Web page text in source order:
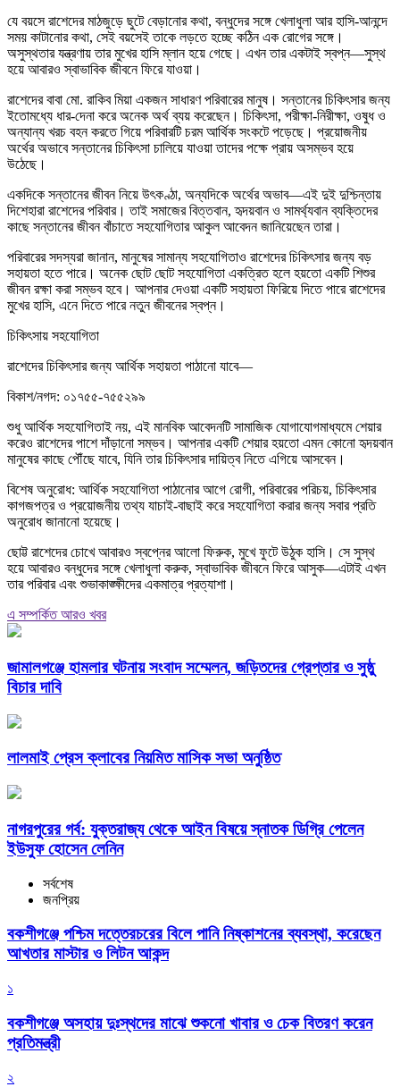
যে বয়সে রাশেদের মাঠজুড়ে ছুটে বেড়ানোর কথা, বন্ধুদের সঙ্গে খেলাধুলা আর হাসি-আনন্দে
সময় কাটানোর কথা, সেই বয়সেই তাকে লড়তে হচ্ছে কঠিন এক রোগের সঙ্গে।
অসুস্থতার যন্ত্রণায় তার মুখের হাসি ম্লান হয়ে গেছে। এখন তার একটাই স্বপ্ন—সুস্থ
হয়ে আবারও স্বাভাবিক জীবনে ফিরে যাওয়া।
রাশেদের বাবা মো. রাকিব মিয়া একজন সাধারণ পরিবারের মানুষ। সন্তানের চিকিৎসার জন্য
ইতোমধ্যে ধার-দেনা করে অনেক অর্থ ব্যয় করেছেন। চিকিৎসা, পরীক্ষা-নিরীক্ষা, ওষুধ ও
অন্যান্য খরচ বহন করতে গিয়ে পরিবারটি চরম আর্থিক সংকটে পড়েছে। প্রয়োজনীয়
অর্থের অভাবে সন্তানের চিকিৎসা চালিয়ে যাওয়া তাদের পক্ষে প্রায় অসম্ভব হয়ে
উঠেছে।
একদিকে সন্তানের জীবন নিয়ে উৎকণ্ঠা, অন্যদিকে অর্থের অভাব—এই দুই দুশ্চিন্তায়
দিশেহারা রাশেদের পরিবার। তাই সমাজের বিত্তবান, হৃদয়বান ও সামর্থ্যবান ব্যক্তিদের
কাছে সন্তানের জীবন বাঁচাতে সহযোগিতার আকুল আবেদন জানিয়েছেন তারা।
পরিবারের সদস্যরা জানান, মানুষের সামান্য সহযোগিতাও রাশেদের চিকিৎসার জন্য বড়
সহায়তা হতে পারে। অনেক ছোট ছোট সহযোগিতা একত্রিত হলে হয়তো একটি শিশুর
জীবন রক্ষা করা সম্ভব হবে। আপনার দেওয়া একটি সহায়তা ফিরিয়ে দিতে পারে রাশেদের
মুখের হাসি, এনে দিতে পারে নতুন জীবনের স্বপ্ন।
চিকিৎসায় সহযোগিতা
রাশেদের চিকিৎসার জন্য আর্থিক সহায়তা পাঠানো যাবে—
বিকাশ/নগদ: ০১৭৫৫-৭৫৫২৯৯
শুধু আর্থিক সহযোগিতাই নয়, এই মানবিক আবেদনটি সামাজিক যোগাযোগমাধ্যমে শেয়ার
করেও রাশেদের পাশে দাঁড়ানো সম্ভব। আপনার একটি শেয়ার হয়তো এমন কোনো হৃদয়বান
মানুষের কাছে পৌঁছে যাবে, যিনি তার চিকিৎসার দায়িত্ব নিতে এগিয়ে আসবেন।
বিশেষ অনুরোধ: আর্থিক সহযোগিতা পাঠানোর আগে রোগী, পরিবারের পরিচয়, চিকিৎসার
কাগজপত্র ও প্রয়োজনীয় তথ্য যাচাই-বাছাই করে সহযোগিতা করার জন্য সবার প্রতি
অনুরোধ জানানো হয়েছে।
ছোট্ট রাশেদের চোখে আবারও স্বপ্নের আলো ফিরুক, মুখে ফুটে উঠুক হাসি। সে সুস্থ
হয়ে আবারও বন্ধুদের সঙ্গে খেলাধুলা করুক, স্বাভাবিক জীবনে ফিরে আসুক—এটাই এখন
তার পরিবার এবং শুভাকাঙ্ক্ষীদের একমাত্র প্রত্যাশা।
এ সম্পর্কিত আরও খবর
জামালগঞ্জে হামলার ঘটনায় সংবাদ সম্মেলন, জড়িতদের গ্রেপ্তার ও সুষ্ঠু
বিচার দাবি
লালমাই প্রেস ক্লাবের নিয়মিত মাসিক সভা অনুষ্ঠিত
নাগরপুরের গর্ব: যুক্তরাজ্য থেকে আইন বিষয়ে স্নাতক ডিগ্রি পেলেন
ইউসুফ হোসেন লেনিন
সর্বশেষ
জনপ্রিয়
বকশীগঞ্জে পশ্চিম দত্তেরচরের বিলে পানি নিষ্কাশনের ব্যবস্থা, করেছেন
আখতার মাস্টার ও লিটন আকন্দ
১
বকশীগঞ্জে অসহায় দুঃস্থদের মাঝে শুকনো খাবার ও চেক বিতরণ করেন
প্রতিমন্ত্রী
২